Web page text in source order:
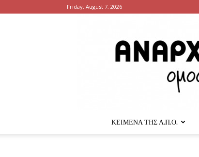
Friday, August 7, 2026
ΚΕΙΜΕΝΑ ΤΗΣ Α.Π.Ο.